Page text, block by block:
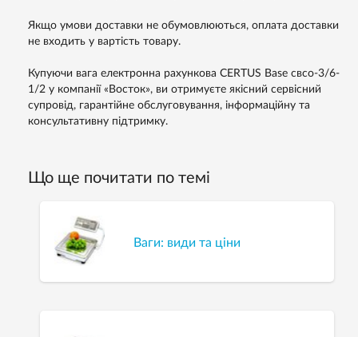
Якщо умови доставки не обумовлюються, оплата доставки
не входить у вартість товару.
Купуючи вага електронна рахункова CERTUS Base свсо-3/6-
1/2 у компанії «Восток», ви отримуєте якісний сервісний
супровід, гарантійне обслуговування, інформаційну та
консультативну підтримку.
Що ще почитати по темі
Ваги: види та ціни